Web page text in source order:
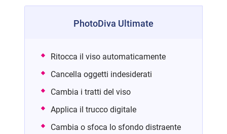
PhotoDiva Ultimate
Ritocca il viso automaticamente
Cancella oggetti indesiderati
Cambia i tratti del viso
Applica il trucco digitale
Cambia o sfoca lo sfondo distraente